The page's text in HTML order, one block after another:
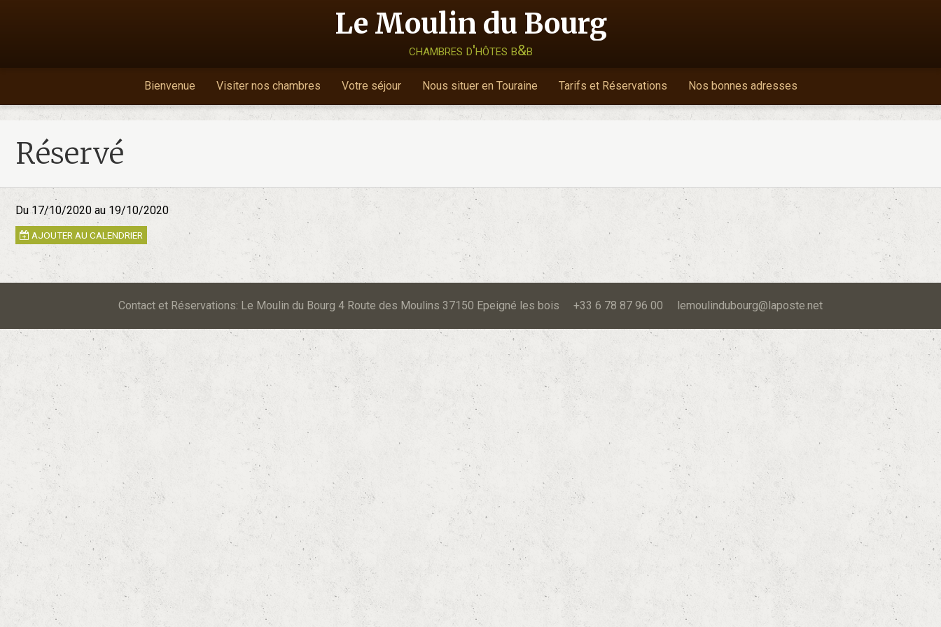
Le Moulin du Bourg
chambres d'hôtes b&b
Bienvenue Visiter nos chambres Votre séjour Nous situer en Touraine Tarifs et Réservations Nos bonnes adresses
Réservé
Du 17/10/2020 au 19/10/2020
AJOUTER AU CALENDRIER
Contact et Réservations: Le Moulin du Bourg 4 Route des Moulins 37150 Epeigné les bois +33 6 78 87 96 00 lemoulindubourg@laposte.net